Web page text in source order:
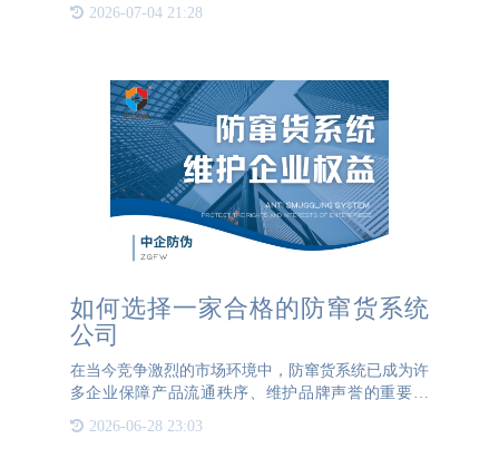
销商（中间商）、业务员受利益驱动，进行跨区销售
2026-07-04 21:28
如何选择一家合格的防窜货系统
公司
在当今竞争激烈的市场环境中，防窜货系统已成为许
多企业保障产品流通秩序、维护品牌声誉的重要工
具。然而，如何选择一家合格的防窜货系统公司，成
为了众多企业管理者面临的一大难题。本文将探讨选
2026-06-28 23:03